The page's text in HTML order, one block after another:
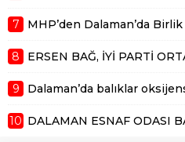
7 MHP’den Dalaman’da Birlik
8 ERSEN BAĞ, İYİ PARTİ
9 Dalaman’da balıklar
10 DALAMAN ESNAF ODASI BAŞKAN ADAYI TUNAHAN KÜÇÜK’TEN